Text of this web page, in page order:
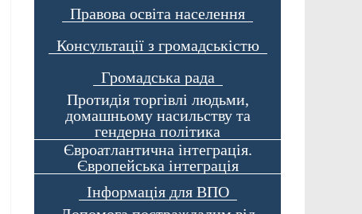
Правова освіта населення
Консультації з громадськістю
Громадська рада
Протидія торгівлі людьми,
домашньому насильству та
гендерна політика
Євроатлантична інтеграція.
Європейська інтеграція
Інформація для ВПО